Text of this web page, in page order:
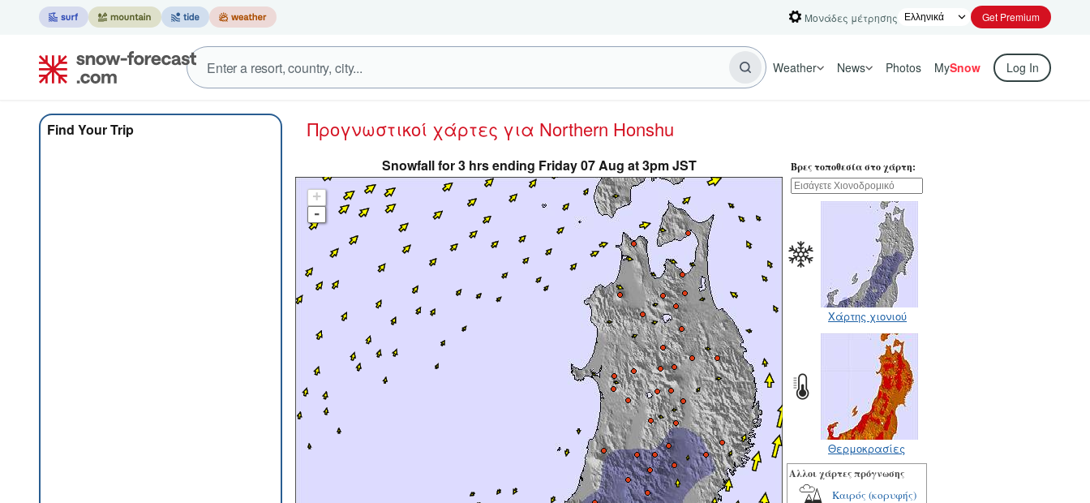
Μονάδες μέτρησης Get Premium
Weather News Photos MySnow Log In
Find Your Trip Προγνωστικοί χάρτες για Northern Honshu
Snowfall for 3 hrs ending Friday 07 Aug at 3pm JST
+
-
Βρες τοποθεσία στο χάρτη:
Χάρτης χιονιού
Θερμοκρασίες
Αλλοι χάρτες πρόγνωσης
Καιρός (κορυφής)